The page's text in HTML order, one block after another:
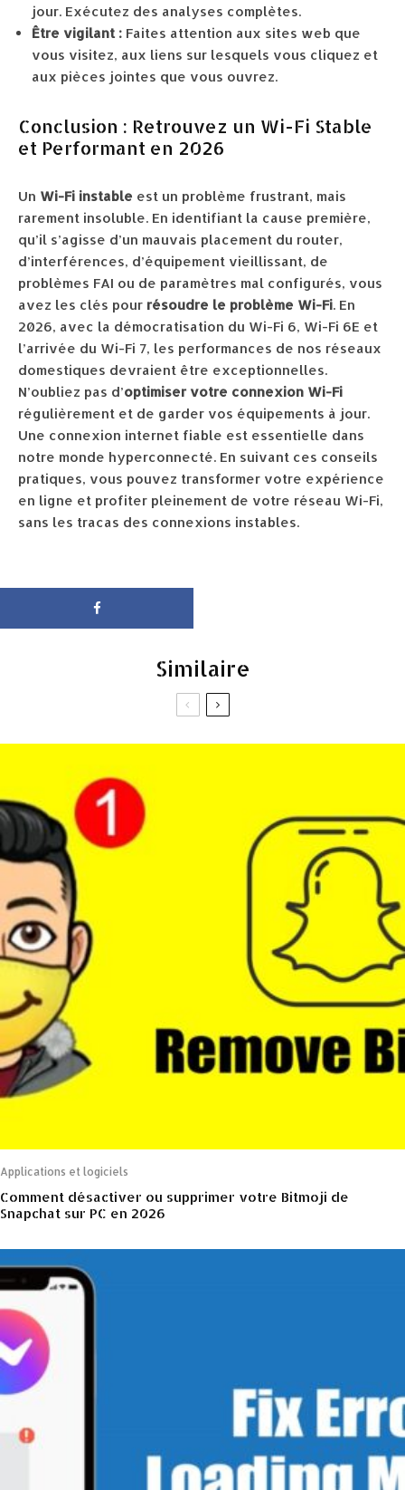
jour. Exécutez des analyses complètes.
Être vigilant : Faites attention aux sites web que
vous visitez, aux liens sur lesquels vous cliquez et
aux pièces jointes que vous ouvrez.
Conclusion : Retrouvez un Wi-Fi Stable
et Performant en 2026
Un Wi-Fi instable est un problème frustrant, mais
rarement insoluble. En identifiant la cause première,
qu’il s’agisse d’un mauvais placement du router,
d’interférences, d’équipement vieillissant, de
problèmes FAI ou de paramètres mal configurés, vous
avez les clés pour résoudre le problème Wi-Fi. En
2026, avec la démocratisation du Wi-Fi 6, Wi-Fi 6E et
l’arrivée du Wi-Fi 7, les performances de nos réseaux
domestiques devraient être exceptionnelles.
N’oubliez pas d’optimiser votre connexion Wi-Fi
régulièrement et de garder vos équipements à jour.
Une connexion internet fiable est essentielle dans
notre monde hyperconnecté. En suivant ces conseils
pratiques, vous pouvez transformer votre expérience
en ligne et profiter pleinement de votre réseau Wi-Fi,
sans les tracas des connexions instables.
Similaire
Applications et logiciels
Comment désactiver ou supprimer votre Bitmoji de
Snapchat sur PC en 2026